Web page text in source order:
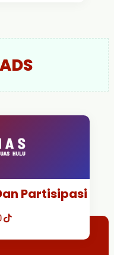
Partisipasi